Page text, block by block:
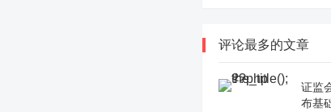
评论最多的文章
证监
布基